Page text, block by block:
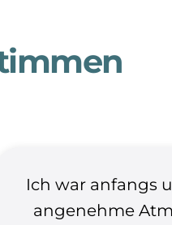
Ich war anfangs
angenehme